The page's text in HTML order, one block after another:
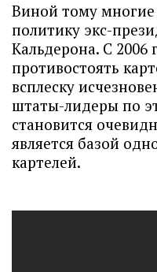
Виной тому
политику экс-
Кальдерона. С 2006
противостоять
всплеску
штаты-лидеры по
становится
является базой
картелей.